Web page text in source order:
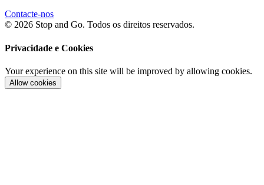
Contacte-nos
© 2026 Stop and Go. Todos os direitos reservados.
Privacidade e Cookies
Your experience on this site will be improved by allowing cookies.
Allow cookies